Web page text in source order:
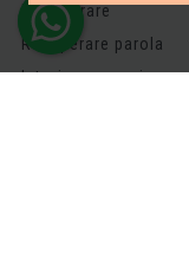
Inregistrare
Recuperare parola
Istoric comenzi